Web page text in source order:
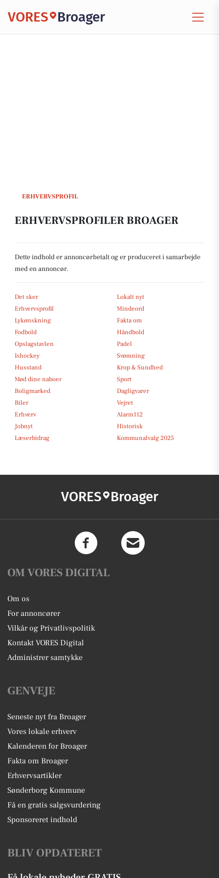
VORES Broager
ERHVERVSPROFIL
ERHVERVSPROFILER BROAGER
Dette indhold er annoncørbetalt og er produceret i samarbejde
med en annoncør.
Det sker
Lokalt nyt
Erhvervsprofil
Mindeord
Lykønskning
Fakta om
Fodbold
Håndbold
Opslagstavlen
Padel
Ishockey
Svømning
Husstand
Krop & Sundhed
Mød dine naboer
Sport
Boligmarked
Dagligvarer
Biler
Vejret
Erhverv
Alarm112
Jobnyt
Historisk
Læserbidrag
Kommunalvalg 2025
VORES Broager
OM VORES DIGITAL
Om os
For annoncører
Vilkår og Privatlivspolitik
Kontakt VORES Digital
Administrer samtykke
GENVEJE
Seneste nyt fra Broager
Vores lokale erhverv
Kalenderen for Broager
Fakta om Broager
Erhvervsartikler
Sønderborg Kommune
Få en gratis salgsvurdering
Sponsoreret indhold
BLIV OPDATERET